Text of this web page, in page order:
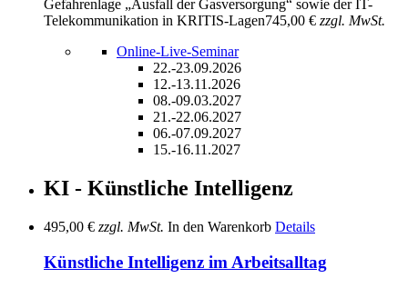
Gefahrenlage „Ausfall der Gasversorgung“ sowie der IT-
Telekommunikation in KRITIS-Lagen745,00 € zzgl. MwSt.
Online-Live-Seminar
22.-23.09.2026
12.-13.11.2026
08.-09.03.2027
21.-22.06.2027
06.-07.09.2027
15.-16.11.2027
KI - Künstliche Intelligenz
495,00 € zzgl. MwSt. In den Warenkorb Details
Künstliche Intelligenz im Arbeitsalltag